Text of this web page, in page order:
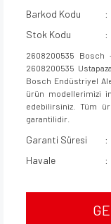
Barkod Kodu
Stok Kodu
2608200535 Bosch
2608200535
Bosch Endüstriyel
ürün modellerimizi
edebilirsiniz. Tüm
garantilidir.
Garanti Süresi
Havale